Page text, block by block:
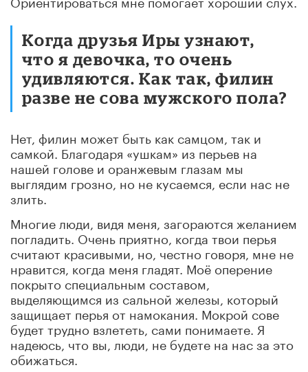
Когда друзья Иры узнают,
что я девочка, то очень
удивляются. Как так, филин
разве не сова мужского пола?
Нет, филин может быть как самцом, так и
самкой. Благодаря «ушкам» из перьев на
нашей голове и оранжевым глазам мы
выглядим грозно, но не кусаемся, если нас не
злить.
Многие люди, видя меня, загораются желанием
погладить. Очень приятно, когда твои перья
считают красивыми, но, честно говоря, мне не
нравится, когда меня гладят. Моё оперение
покрыто специальным составом,
выделяющимся из сальной железы, который
защищает перья от намокания. Мокрой сове
будет трудно взлететь, сами понимаете. Я
надеюсь, что вы, люди, не будете на нас за это
обижаться.